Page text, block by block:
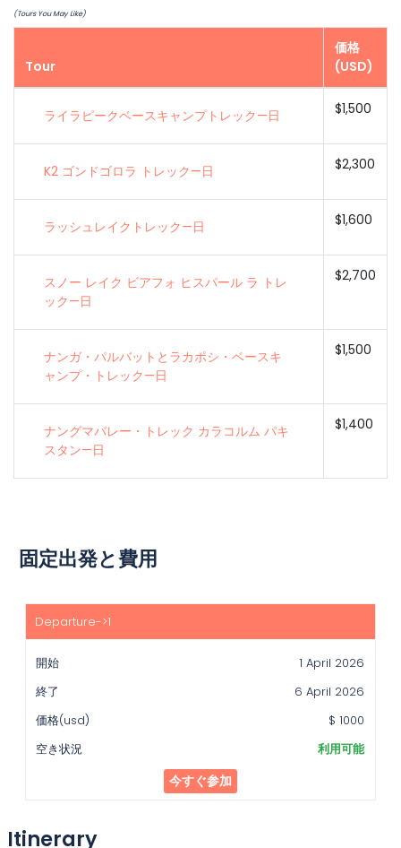
(Tours You May Like)
Tour
価格
(USD)
ライラピークベースキャンプトレック—日 $1,500
K2 ゴンドゴロラ トレック—日 $2,300
ラッシュレイクトレック—日 $1,600
スノー レイク ビアフォ ヒスパール ラ トレ
ック—日
$2,700
ナンガ・パルバットとラカポシ・ベースキ
ャンプ・トレック—日
$1,500
ナングマバレー・トレック カラコルム パキ
スタン—日
$1,400
固定出発と費用
開
始
終
了
価
格
(usd)
1 April 2026
6 April 2026
$ 1000
利用可能
今すぐ参加
Itinerary